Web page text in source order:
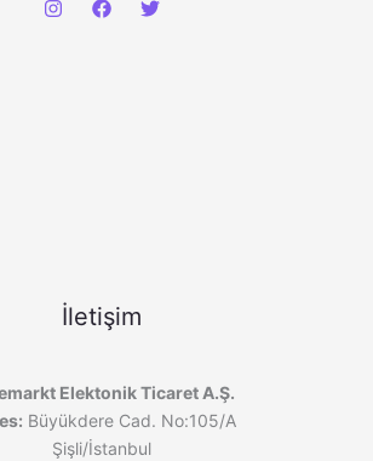
İletişim
Elektonik Ticaret A.Ş.
Büyükdere Cad. No:105/A
Şişli/İstanbul